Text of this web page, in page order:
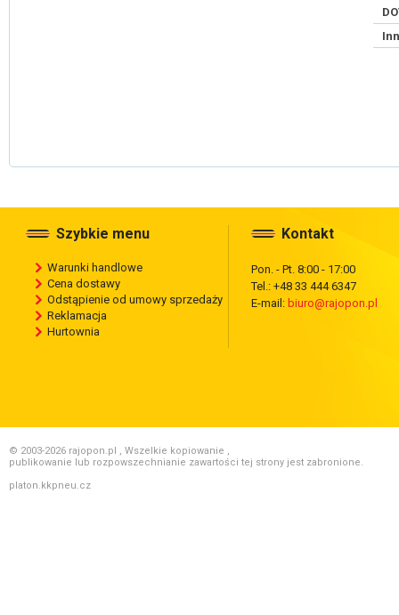
Szybkie menu
Warunki handlowe
Cena dostawy
Odstąpienie od umowy sprzedaży
Reklamacja
Hurtownia
Kontakt
Pon. - Pt. 8:00 - 17:00
Tel.: +48 33 444 6347
E-mail: biuro@rajopon.pl
© 2003-2026 rajopon.pl , Wszelkie kopiowanie ,
publikowanie lub rozpowszechnianie zawartości tej strony jest zabronione.
platon.kkpneu.cz